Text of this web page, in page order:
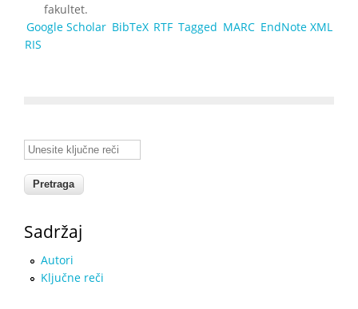
fakultet.
Google Scholar BibTeX RTF Tagged MARC EndNote XML
RIS
Unesite ključne reči
Sadržaj
Autori
Ključne reči